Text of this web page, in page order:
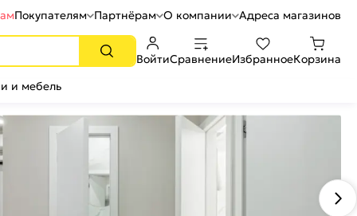
Покупателям Партнёрам О компании Адреса магазинов
ВойтиСравнениеИзбранноеКорзина
и мебель